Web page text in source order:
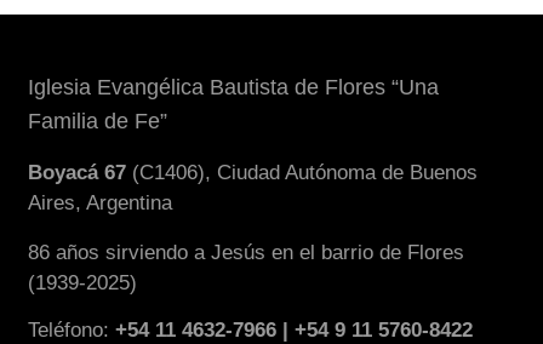
Iglesia Evangélica Bautista de Flores “Una
Familia de Fe”
Boyacá 67 (C1406), Ciudad Autónoma de Buenos
Aires, Argentina
86 años sirviendo a Jesús en el barrio de Flores
(1939-2025)
Teléfono:+54 11 4632-7966 | +54 9 11 5760-8422